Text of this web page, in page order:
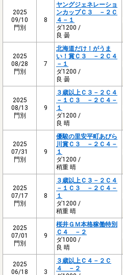
2025
09/10
門別
8
ヤングジェネレーショ
ンカップＣ３ －２Ｃ
４－１
ダ1200 /
良 曇
2025
08/28
門別
7
北海道だけ！がうま
い！賞Ｃ３ －２Ｃ４
－１
ダ1200 /
良 曇
2025
08/13
門別
9
３歳以上Ｃ３－２Ｃ４
－１Ｃ３ －２Ｃ４－
１
ダ1200 /
良 晴
2025
07/31
門別
9
優駿の里安平町あびら
川賞Ｃ３ －２Ｃ４－
１
ダ1200 /
稍重 晴
2025
07/17
門別
8
３歳以上Ｃ３－２Ｃ４
－１Ｃ３ －２Ｃ４－
１
ダ1200 /
稍重 晴
2025
07/01
門別
9
桜井ＧＭ本格稼働特別
Ｃ４ －２
ダ1000 /
良 晴
2025
06/18
3
３歳以上Ｃ４－２Ｃ
４ －２